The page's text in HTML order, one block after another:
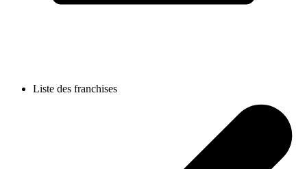
Liste des franchises